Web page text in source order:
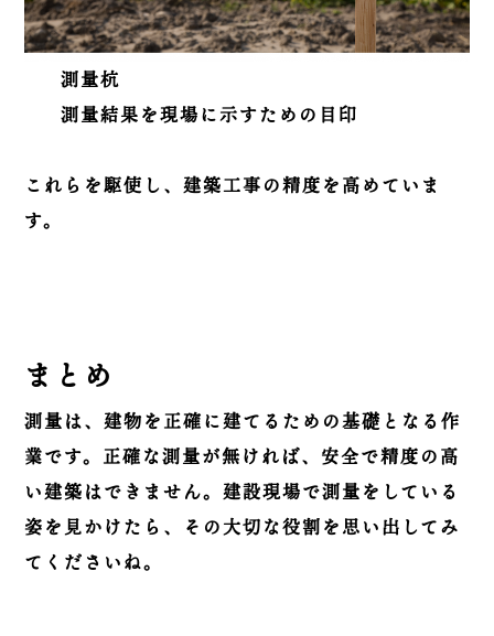
測量杭
測量結果を現場に示すための目印
これらを駆使し、建築工事の精度を高めていま
す。
まとめ
測量は、建物を正確に建てるための基礎となる作
業です。正確な測量が無ければ、安全で精度の高
い建築はできません。建設現場で測量をしている
姿を見かけたら、その大切な役割を思い出してみ
てくださいね。